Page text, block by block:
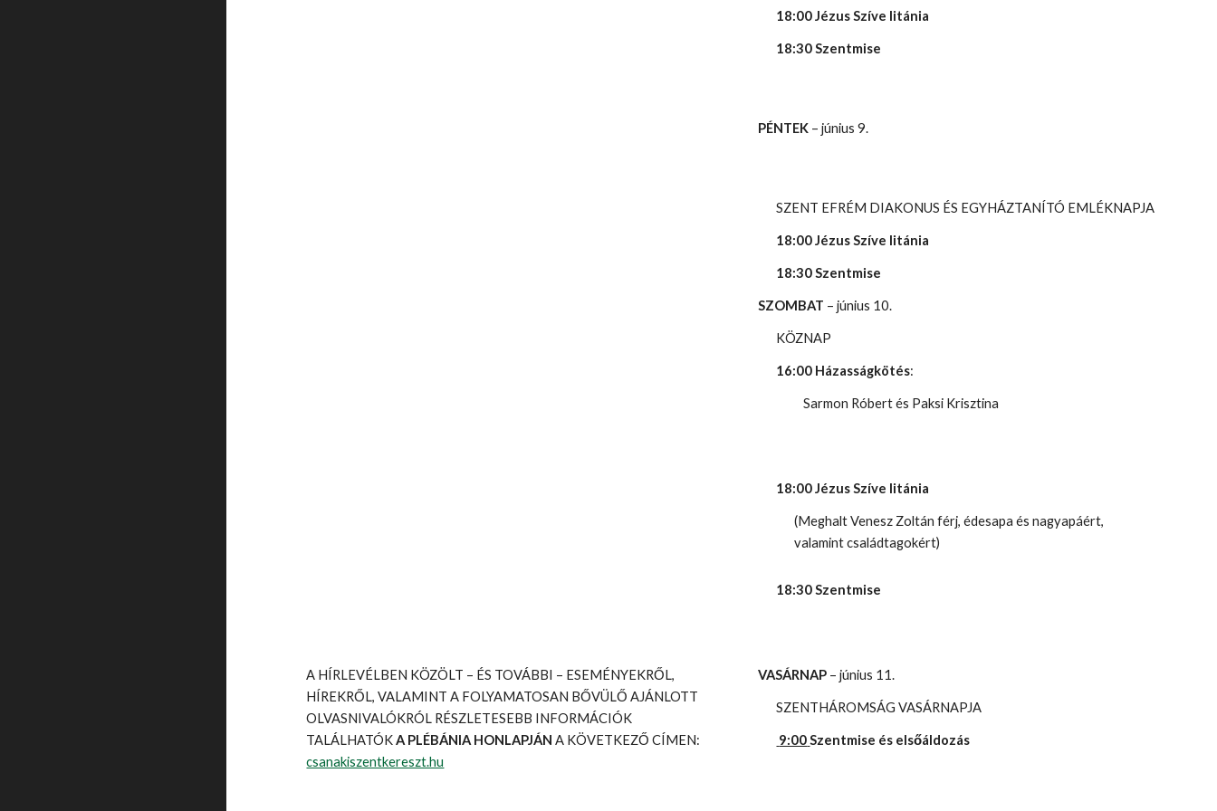
18:00 Jézus Szíve litánia
18:30 Szentmise
PÉNTEK – június 9.
SZENT EFRÉM DIAKONUS ÉS EGYHÁZTANÍTÓ EMLÉKNAPJA
18:00 Jézus Szíve litánia
18:30 Szentmise
SZOMBAT – június 10.
KÖZNAP
16:00 Házasságkötés:
Sarmon Róbert és Paksi Krisztina
18:00 Jézus Szíve litánia
(Meghalt Venesz Zoltán férj, édesapa és nagyapáért,
valamint családtagokért)
18:30 Szentmise
A HÍRLEVÉLBEN KÖZÖLT – ÉS TOVÁBBI – ESEMÉNYEKRŐL,
HÍREKRŐL, VALAMINT A FOLYAMATOSAN BŐVÜLŐ AJÁNLOTT
OLVASNIVALÓKRÓL RÉSZLETESEBB INFORMÁCIÓK
TALÁLHATÓKA PLÉBÁNIA HONLAPJÁNA KÖVETKEZŐ CÍMEN:
csanakiszentkereszt.hu
VASÁRNAP – június 11.
SZENTHÁROMSÁG VASÁRNAPJA
9:00 Szentmise és elsőáldozás